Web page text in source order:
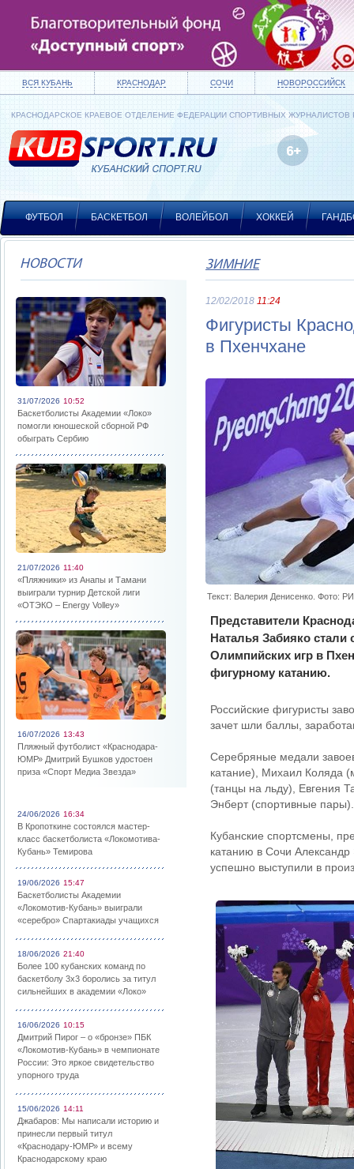
ВСЯ КУБАНЬ КРАСНОДАР СОЧИ НОВОРОССИЙСК
КРАСНОДАРСКОЕ КРАЕВОЕ ОТДЕЛЕНИЕ ФЕДЕРАЦИИ СПОРТИВНЫХ ЖУРНАЛИСТОВ
ФУТБОЛ БАСКЕТБОЛ ВОЛЕЙБОЛ ХОККЕЙ
НОВОСТИ
31/07/2026 10:52
Баскетболисты Академии «Локо»
помогли юношеской сборной РФ
обыграть Сербию
21/07/2026 11:40
«Пляжники» из Анапы и Тамани
выиграли турнир Детской лиги
«ОТЭКО – Energy Volley»
16/07/2026 13:43
Пляжный футболист «Краснодара-
ЮМР» Дмитрий Бушков удостоен
приза «Спорт Медиа Звезда»
24/06/2026 16:34
В Кропоткине состоялся мастер-
класс баскетболиста «Локомотива-
Кубань» Темирова
19/06/2026 15:47
Баскетболисты Академии
«Локомотив-Кубань» выиграли
«серебро» Спартакиады учащихся
18/06/2026 21:40
Более 100 кубанских команд по
баскетболу 3х3 боролись за титул
сильнейших в академии «Локо»
16/06/2026 10:15
Дмитрий Пирог – о «бронзе» ПБК
«Локомотив-Кубань» в чемпионате
России: Это яркое свидетельство
упорного труда
15/06/2026 14:11
Джабаров: Мы написали историю и
принесли первый титул
«Краснодару-ЮМР» и всему
Краснодарскому краю
ЗИМНИЕ
12/02/2018 11:24
Фигуристы
в Пхенчхане
Текст: Валерия Денисенко. Фото:
Представители
Наталья Забияко
Олимпийских игр в
фигурному катанию.
Российские фигуристы
зачет шли баллы,
Серебряные медали
катание), Михаил Коляда
(танцы на льду), Евгения
Энберт (спортивные пары).
Кубанские спортсмены,
катанию в Сочи
успешно выступили в